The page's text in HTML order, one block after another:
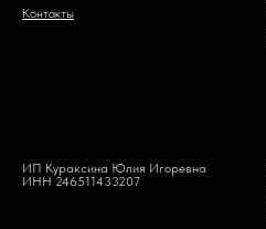
Контакты
ИП Кураксина Юлия Игоревна
ИНН 246511433207